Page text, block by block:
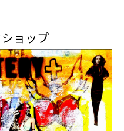
ョップ